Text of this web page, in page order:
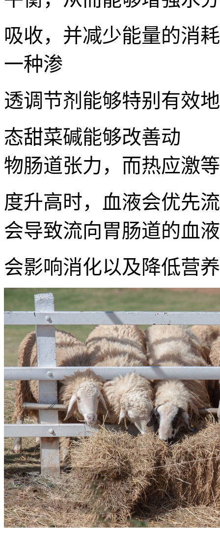
吸收，并减少能量的消
一种渗
透调节剂能够特别有效
态甜菜碱能够改善动
物肠道张力，而热应激
度升高时，血液会优先
会导致流向胃肠道的血
会影响消化以及降低营